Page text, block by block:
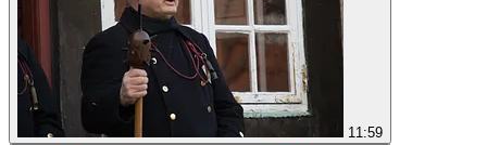
11:59